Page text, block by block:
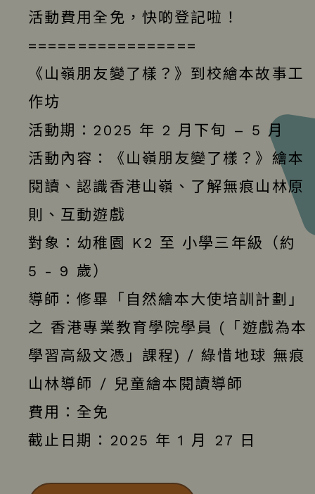
活動費用全免，快啲登記啦！
=================
《山嶺朋友變了樣？》到校繪本故事工
作坊
活動期：2025 年 2 月下旬 – 5 月
活動內容：《山嶺朋友變了樣？》繪本
閱讀、認識香港山嶺、了解無痕山林原
則、互動遊戲
對象：幼稚園 K2 至 小學三年級（約
5 - 9 歲）
導師：修畢「自然繪本大使培訓計劃」
之 香港專業教育學院學員 (「遊戲為本
學習高級文憑」課程) / 綠惜地球 無痕
山林導師 / 兒童繪本閱讀導師
費用：全免
截止日期：2025 年 1 月 27 日